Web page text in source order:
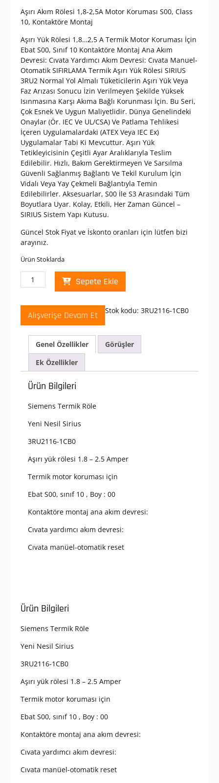
₺ 3.756,00. fiyat:
Aşırı Akım Rölesi 1,8-2,5A Motor Koruması S00, Class
10, Kontaktöre Montaj
Aşırı Yük Rölesi 1,8…2,5 A Termik Motor Koruması İçin
Ebat S00, Sınıf 10 Kontaktöre Montaj Ana Akım
Devresi: Cıvata Yardımcı Akım Devresi: Cıvata Manuel-
Otomatik SIFIRLAMA Termik Aşırı Yük Rölesi SIRIUS
3RU2 Normal Yol Almalı Tüketicilerin Aşırı Yük Veya
Faz Arızası Sonucu İzin Verilmeyen Şekilde Yüksek
Isınmasına Karşı Akıma Bağlı Korunması İçin. Bu Seri,
Çok Esnek Ve Uygun Maliyetlidir. Dünya Genelindeki
Onaylar (Ör. IEC Ve UL/CSA) Ve Patlama Tehlikesi
İçeren Uygulamalardaki (ATEX Veya IEC Ex)
Uygulamalar Tabi Ki Mevcuttur. Aşırı Yük
Tetikleyicisinin Çeşitli Ayar Aralıklarıyla Teslim
Edilebilir. Hızlı, Bakım Gerektirmeyen Ve Sarsılma
Güvenli Sağlanmış Bağlantı Ve Tekil Kurulum İçin
Vidalı Veya Yay Çekmeli Bağlantıyla Temin
Edilebilirler. Aksesuarlar, S00 İle S3 Arasındaki Tüm
Boyutlara Uyar. Kolay, Etkili, Her Zaman Güncel –
SIRIUS Sistem Yapı Kutusu.
Güncel Stok Fiyat ve İskonto oranları için lütfen bizi
arayınız.
Ürün Stoklarda
Siemens
3RU2116-
Termik
Röle
1.8
Amper
Aşırı
Akım
Motor
Koruması
Class
Kontaktöre
adet
Sepete Ekle
Alışverişe Devam Et Stok kodu: 3RU2116-1CB0
Genel Özellikler
Görüşler
Ek Özellikler
Ürün Bilgileri
Siemens Termik Röle
Yeni Nesil Sirius
3RU2116-1CB0
Aşırı yük rölesi 1.8 – 2.5 Amper
Termik motor koruması için
Ebat S00, sınıf 10 , Boy : 00
Kontaktöre montaj ana akım devresi:
Cıvata yardımcı akım devresi:
Cıvata manüel-otomatik reset
Ürün Bilgileri
Siemens Termik Röle
Yeni Nesil Sirius
3RU2116-1CB0
Aşırı yük rölesi 1.8 – 2.5 Amper
Termik motor koruması için
Ebat S00, sınıf 10 , Boy : 00
Kontaktöre montaj ana akım devresi:
Cıvata yardımcı akım devresi:
Cıvata manüel-otomatik reset